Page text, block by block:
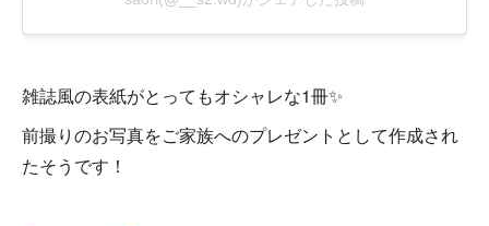
雑誌風の表紙がとってもオシャレな1冊✨
前撮りのお写真をご家族へのプレゼントとして作成され
たそうです！